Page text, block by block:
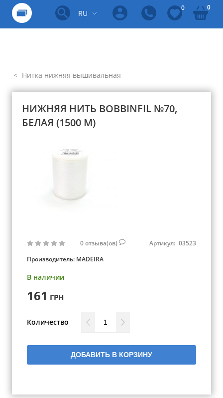
RU
0 0
Нитка нижняя вышивальная
НИЖНЯЯ НИТЬ BOBBINFIL №70,
БЕЛАЯ (1500 М)
0отзыва(ов) Артикул: 03523
Производитель: MADEIRA
В наличии
161 ГРН
Количество
ДОБАВИТЬ В КОРЗИНУ